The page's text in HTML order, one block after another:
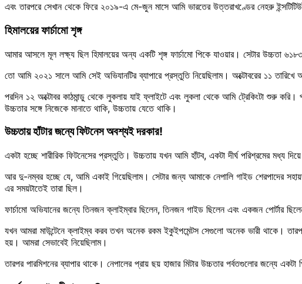
এবং তারপরে সেখান থেকে ফিরে ২০১৯-এ মে-জুন মাসে আমি ভারতের উত্তরাখণ্ডের নেহরু ইন্সটিটিউট
হিমালয়ের ফার্চামো শৃঙ্গ
আমার আসলে মূল লক্ষ্য ছিল হিমালয়ের অন্য একটি শৃঙ্গ ফার্চামো পিকে যাওয়ার। সেটার উচ্চতা
তো আমি ২০২১ সালে আমি সেই অভিযানটির ব্যাপারে প্রস্তুতি নিয়েছিলাম। অক্টোবরের ১১
পরদিন ১২ অক্টোবর কাঠমান্ডু থেকে লুকলায় যাই ফ্লাইটে এবং লুকলা থেকে আমি ট্রেকিংটা শুরু করি।
উচ্চতার সঙ্গে নিজেকে মানাতে থাকি, উচ্চতায় যেতে থাকি।
উচ্চতায় হাঁটার জন্যে ফিটনেস অবশ্যই দরকার!
একটা হচ্ছে শারীরিক ফিটনেসের প্রস্তুতি। উচ্চতায় যখন আমি হাঁটব, একটা দীর্ঘ পরিশ্রমের মধ্য
আর দু-নম্বর হচ্ছে যে, আমি একাই গিয়েছিলাম। সেটার জন্য আমাকে নেপালি গাইড শেরপাদের
এর সময়টাতেই তারা ছিল।
ফার্চামো অভিযানের জন্যে তিনজন ক্লাইম্বার ছিলেন, তিনজন গাইড ছিলেন এবং একজন পোর্টার
যখন আমরা মাউন্টেনে ক্লাইম্ব করব তখন অনেক রকম ইকুইপমেন্টস সেগুলো অনেক ভারী থাকে।
হয়। আমরা সেভাবেই নিয়েছিলাম।
তারপর পারমিশনের ব্যাপার থাকে। নেপালের প্রায় ছয় হাজার মিটার উচ্চতার পর্বতগুলোর জন্যে